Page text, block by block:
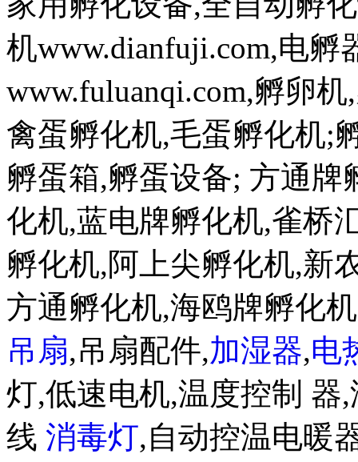
机www.dianfuji.com,电
www.fuluanqi.com,孵卵
禽蛋孵化机,毛蛋孵化机;
孵蛋箱,孵蛋设备; 方通
化机,蓝电牌孵化机,雀桥
孵化机,阿上尖孵化机,新
方通孵化机,海鸥牌孵化
吊扇,吊扇配件,加湿器,电
灯,低速电机,温度控制 器
线 消毒灯,自动控温电暖